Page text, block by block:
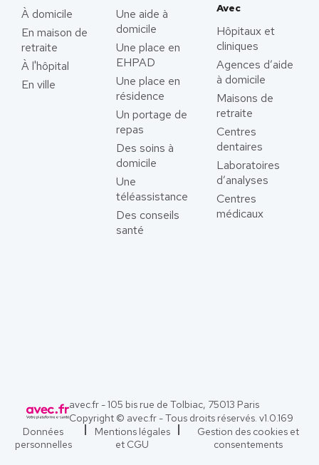
À domicile
En maison de
retraite
À l'hôpital
En ville
Une aide à
domicile
Une place en
EHPAD
Une place en
résidence
Un portage de
repas
Des soins à
domicile
Une
téléassistance
Des conseils
santé
Avec
Hôpitaux et
cliniques
Agences d’aide
à domicile
Maisons de
retraite
Centres
dentaires
Laboratoires
d’analyses
Centres
médicaux
avec.fr - 105 bis rue de Tolbiac, 75013 Paris
Copyright © avec.fr - Tous droits réservés. v1.0.169
Données
personnelles
Mentions légales
et CGU
Gestion des cookies et
consentements